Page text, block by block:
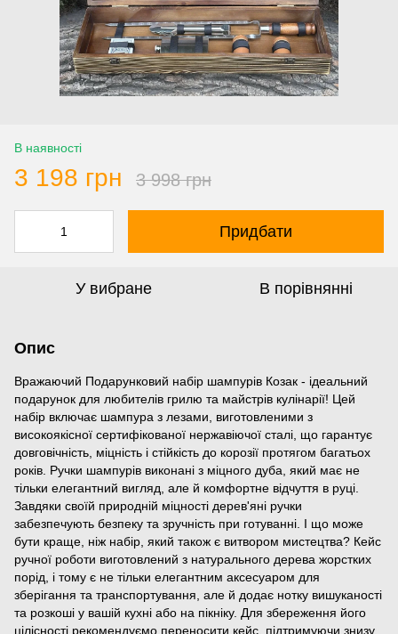
В наявності
3 198 грн 3 998 грн
Придбати
У вибране В порівнянні
Опис
Вражаючий Подарунковий набір шампурів Козак - ідеальний
подарунок для любителів грилю та майстрів кулінарії! Цей
набір включає шампура з лезами, виготовленими з
високоякісної сертифікованої нержавіючої сталі, що гарантує
довговічність, міцність і стійкість до корозії протягом багатьох
років. Ручки шампурів виконані з міцного дуба, який має не
тільки елегантний вигляд, але й комфортне відчуття в руці.
Завдяки своїй природній міцності дерев'яні ручки
забезпечують безпеку та зручність при готуванні. І що може
бути краще, ніж набір, який також є витвором мистецтва? Кейс
ручної роботи виготовлений з натурального дерева жорстких
порід, і тому є не тільки елегантним аксесуаром для
зберігання та транспортування, але й додає нотку вишуканості
та розкоші у вашій кухні або на пікніку. Для збереження його
цілісності рекомендуємо переносити кейс, підтримуючи знизу,